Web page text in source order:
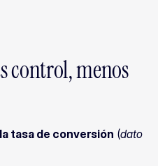
control, menos
tasa de conversión (dato